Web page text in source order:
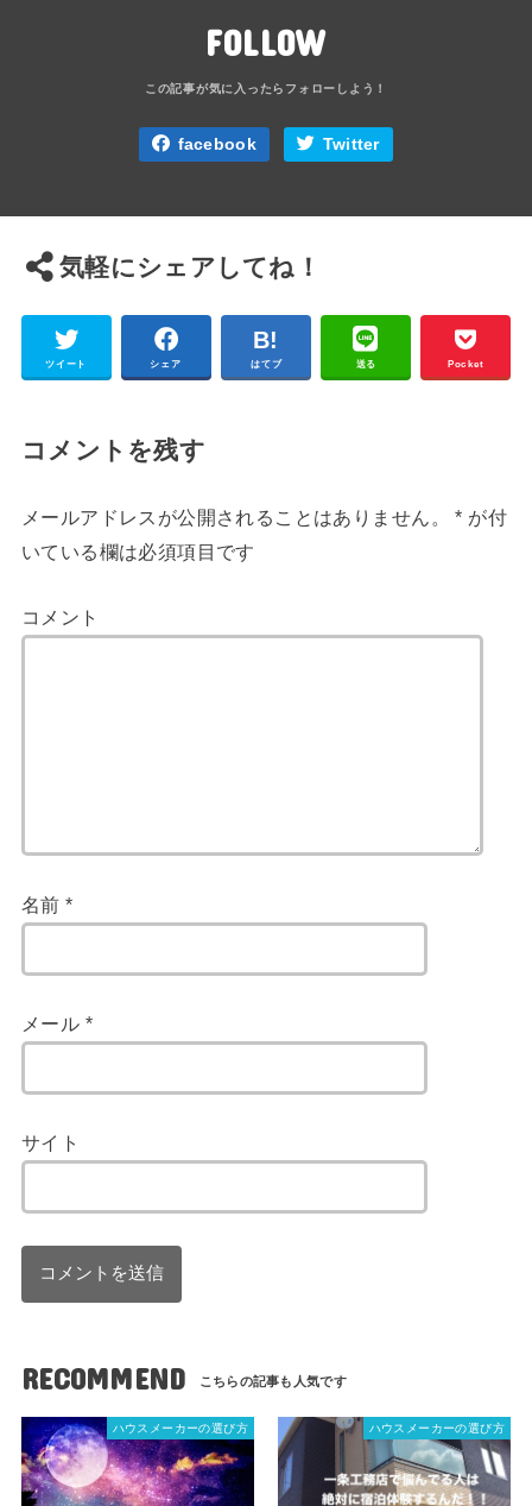
FOLLOW
facebook Twitter
気軽にシェアしてね！
ツイート シェア はてブ 送る Pocket
コメントを残す
メールアドレスが公開されることはありません。 * が付
いている欄は必須項目です
コメント
名前*
メール *
サイト
RECOMMEND
ハウスメーカーの選び方 ハウスメーカーの選び方